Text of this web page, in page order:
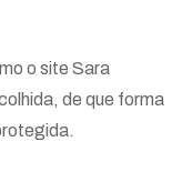
o site Sara
de que forma